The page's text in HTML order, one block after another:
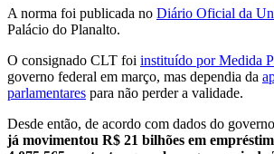
A norma foi publicada no Diário Oficial da
Palácio do Planalto.
O consignado CLT foi instituído por Medida
governo federal em março, mas dependia da
parlamentares para não perder a validade.
Desde então, de acordo com dados do
já movimentou R$ 21 bilhões em